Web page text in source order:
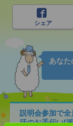
シェア
あな
説明会参加で
活のお手伝い[